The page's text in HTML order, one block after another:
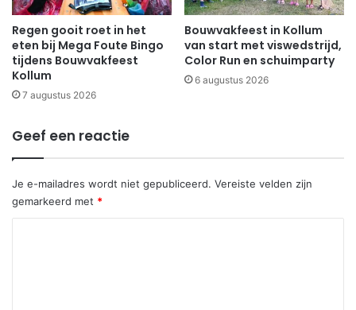
Regen gooit roet in het
eten bij Mega Foute Bingo
tijdens Bouwvakfeest
Kollum
7 augustus 2026
Bouwvakfeest in Kollum
van start met viswedstrijd,
Color Run en schuimparty
6 augustus 2026
Geef een reactie
Je e-mailadres wordt niet gepubliceerd. Vereiste velden zijn
gemarkeerd met *